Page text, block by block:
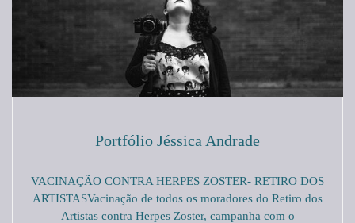
Portfólio Jéssica Andrade
VACINAÇÃO CONTRA HERPES ZOSTER- RETIRO DOS
ARTISTASVacinação de todos os moradores do Retiro dos
Artistas contra Herpes Zoster, campanha com o